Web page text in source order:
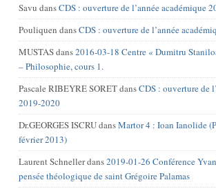
Savu dansCDS : ouverture de l’année académique
Pouliquen dansCDS : ouverture de l’année
MUSTASdans2016-03-18 Centre « Dumitru
– Philosophie, cours 1.
Pascale RIBEYRE SORETdansCDS : ouverture de
2019-2020
Dr.GEORGES ISCRUdansMartor 4 : Ioan Ianolide
février 2013)
Laurent Schnellerdans2019-01-26 Conférence
pensée théologique de saint Grégoire Palamas